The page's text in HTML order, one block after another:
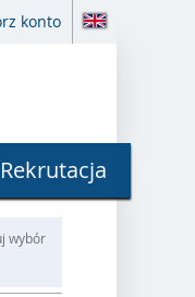
konto
Rekrutacja
wybór